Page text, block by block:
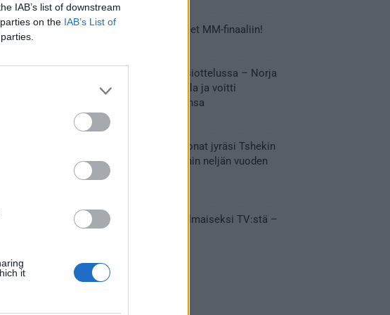
IAB’s list of downstream
on the IAB’s List of
it
hän
Tässä Leijonien kentälliset MM-finaaliin!
Huikeaa draamaa pronssiottelussa – Norja
kaatoi Kanadan jatkoajalla ja voitti
ensimmäisen MM-mitalinsa
31.05.2026 18:25
Vakuuttava esitys – Leijonat jyräsi Tshekin
nurin ja eteni mitalipeleihin neljän vuoden
tauon jälkeen
Suomi – Tshekki näkyy ilmaiseksi TV:stä –